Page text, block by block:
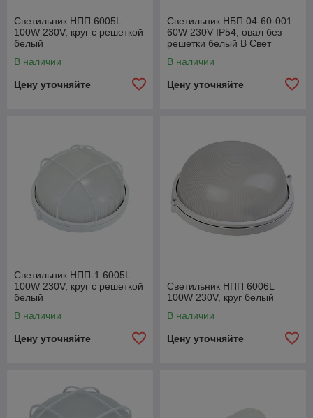
Светильник НПП 6005L
100W 230V, круг c решеткой
белый
В наличии
Цену уточняйте
Светильник НБП 04-60-001
60W 230V IP54, овал без
решетки белый В Свет
В наличии
Цену уточняйте
Светильник НПП-1 6005L
100W 230V, круг c решеткой
белый
В наличии
Цену уточняйте
Светильник НПП 6006L
100W 230V, круг белый
В наличии
Цену уточняйте